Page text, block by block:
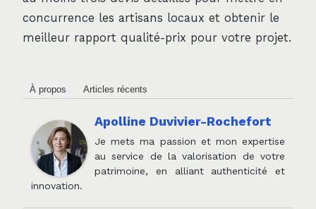
concurrence les artisans locaux et obtenir le
meilleur rapport qualité-prix pour votre projet.
À propos Articles récents
Apolline Duvivier-Rochefort
Je mets ma passion et mon expertise
au service de la valorisation de votre
patrimoine, en alliant authenticité et
innovation.